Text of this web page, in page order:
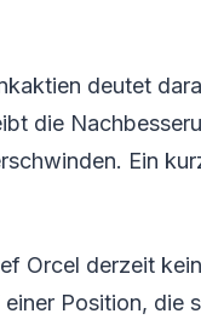
deutet
die
Ein
Orcel derzeit
Position, die